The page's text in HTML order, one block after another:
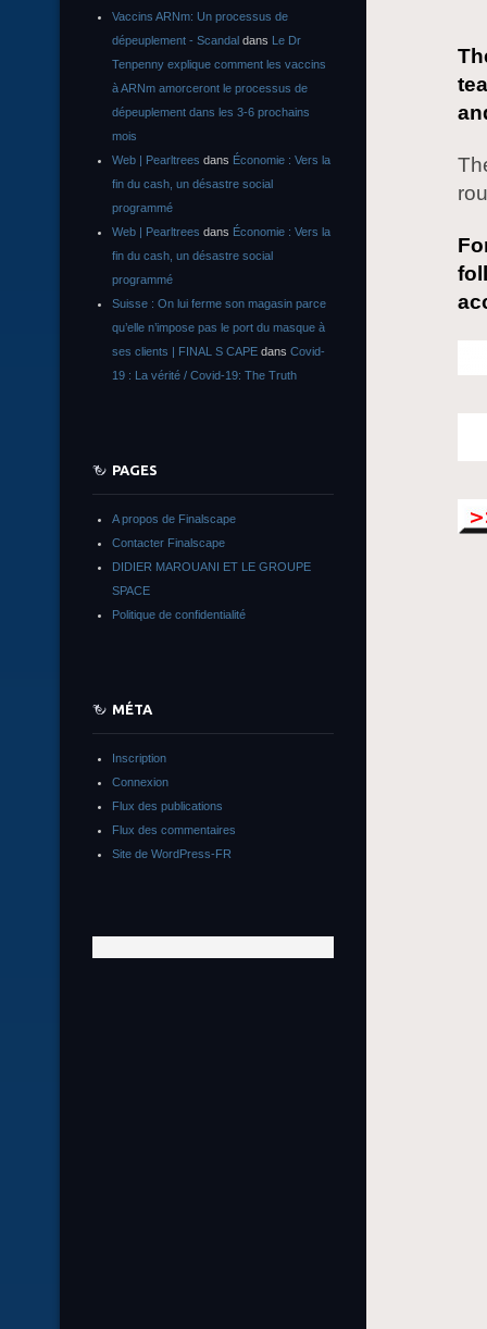
Vaccins ARNm: Un processus de
dépeuplement - Scandal dans Le Dr
Tenpenny explique comment les vaccins
à ARNm amorceront le processus de
dépeuplement dans les 3-6 prochains
mois
Web | Pearltrees dans Économie : Vers la
fin du cash, un désastre social
programmé
Web | Pearltrees dans Économie : Vers la
fin du cash, un désastre social
programmé
Suisse : On lui ferme son magasin parce
qu’elle n’impose pas le port du masque à
ses clients | FINAL S CAPE dans Covid-
19 : La vérité / Covid-19: The Truth
PAGES
A propos de Finalscape
Contacter Finalscape
DIDIER MAROUANI ET LE GROUPE
SPACE
Politique de confidentialité
MÉTA
Inscription
Connexion
Flux des publications
Flux des commentaires
Site de WordPress-FR